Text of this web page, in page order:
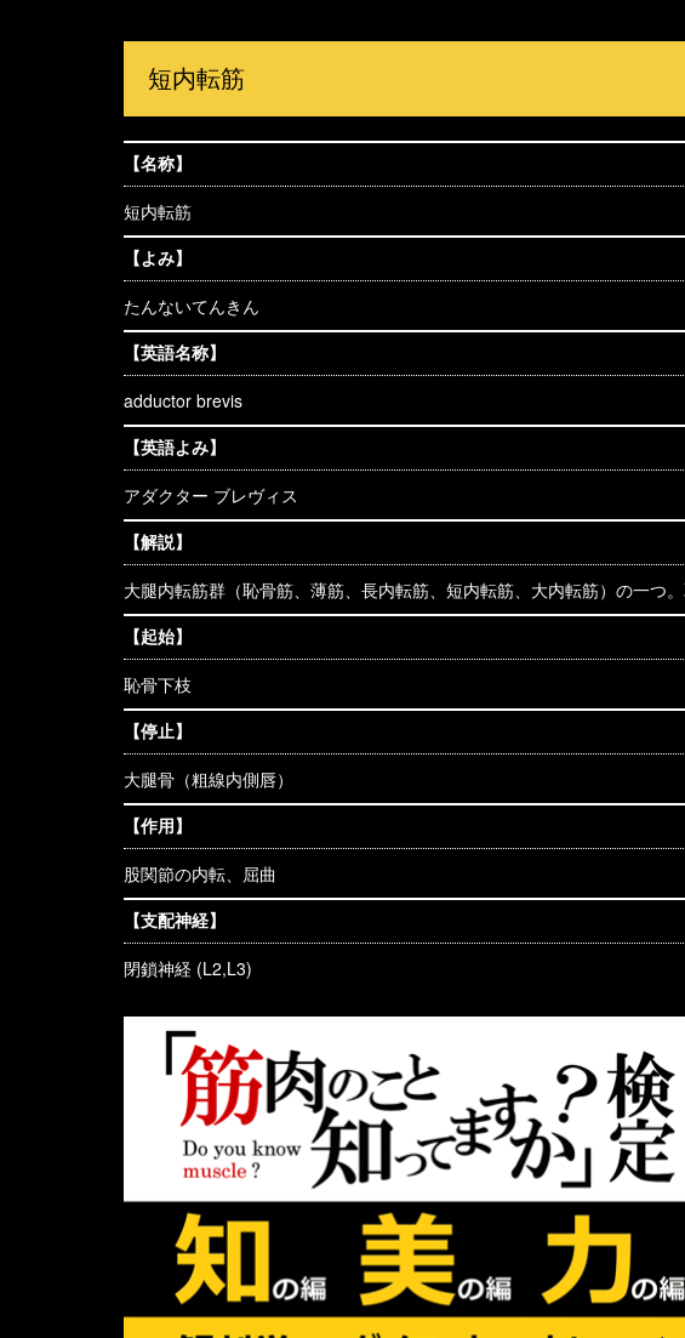
短内転筋
【名称】
短内転筋
【よみ】
たんないてんきん
【英語名称】
adductor brevis
【英語よみ】
アダクター ブレヴィス
【解説】
大腿内転筋群（恥骨筋、薄筋、長内転筋、短内転筋、大内転筋）の一つ
【起始】
恥骨下枝
【停止】
大腿骨（粗線内側唇）
【作用】
股関節の内転、屈曲
【支配神経】
閉鎖神経 (L2,L3)